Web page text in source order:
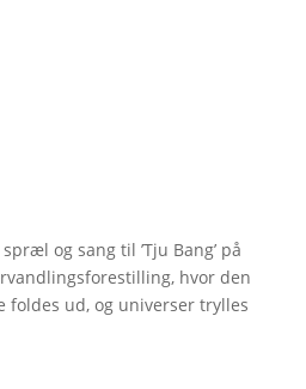
og sang til ’Tju Bang’ på
hvor den
foldes ud, og universer trylles